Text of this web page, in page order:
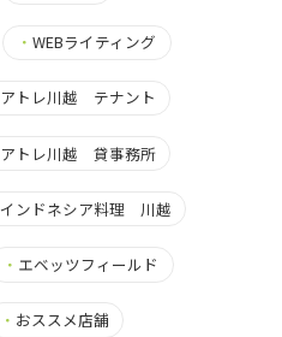
・WEBライティング
アトレ川越 テナント
アトレ川越 貸事務所
インドネシア料理 川越
・ エベッツフィールド
・ おススメ店舗